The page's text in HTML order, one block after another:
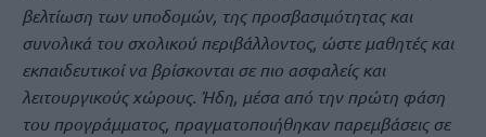
βελτίωση των υποδομών, της προσβασιμότητας και
συνολικά του σχολικού περιβάλλοντος, ώστε μαθητές και
εκπαιδευτικοί να βρίσκονται σε πιο ασφαλείς και
λειτουργικούς χώρους. Ήδη, μέσα από την πρώτη φάση
του προγράμματος, πραγματοποιήθηκαν παρεμβάσεις σε